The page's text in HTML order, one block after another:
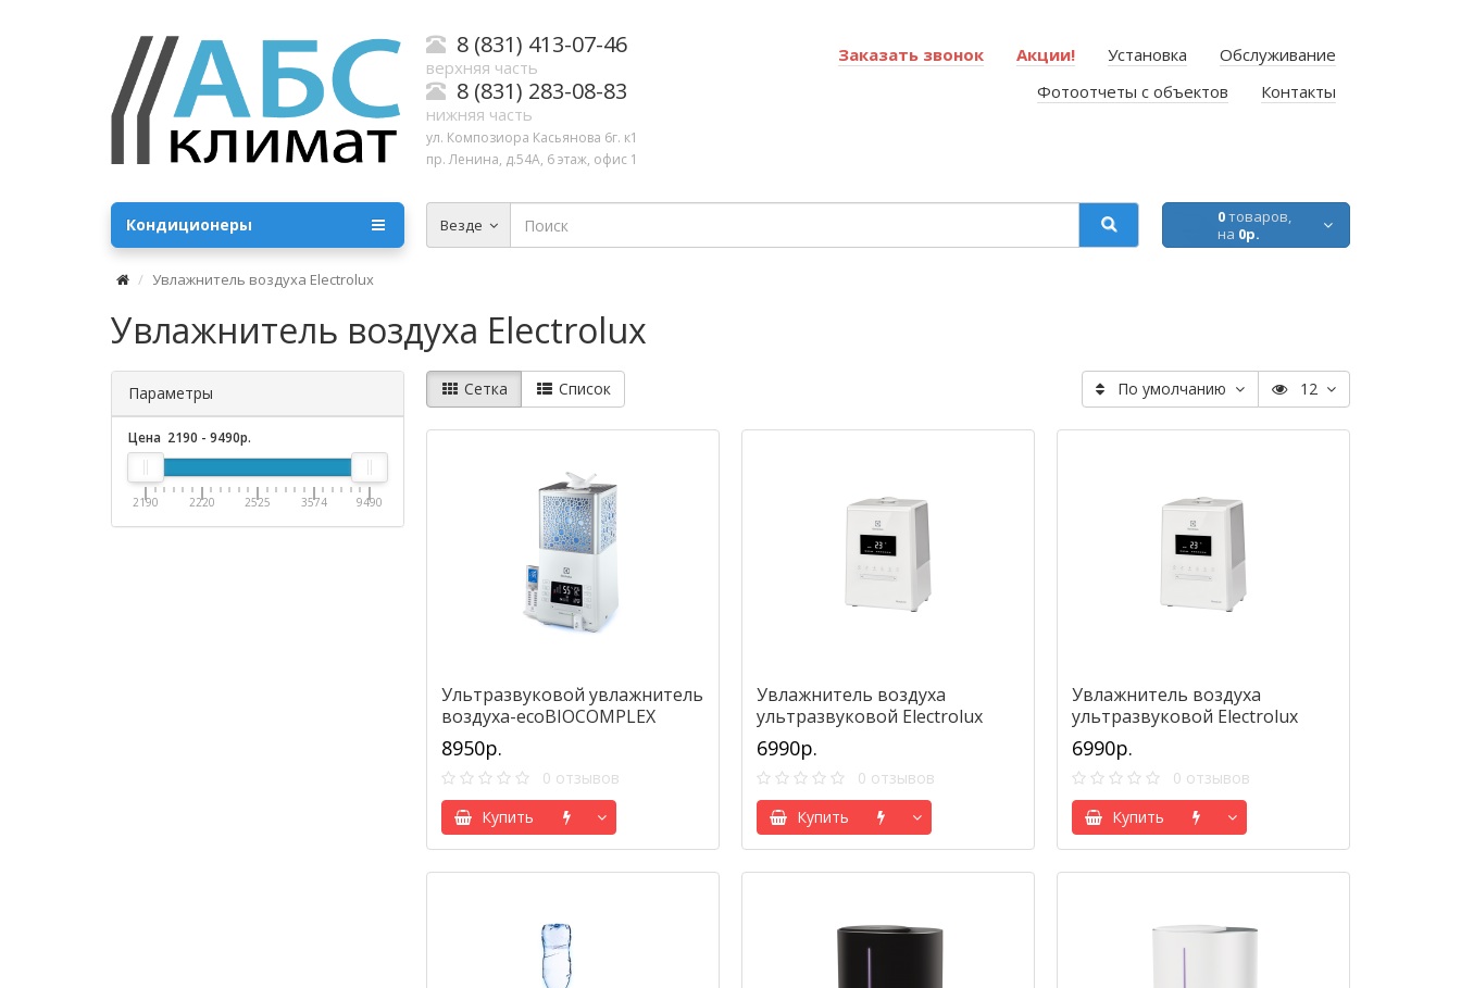
8 (831) 413-07-46
верхняя часть
8 (831) 283-08-83
нижняя часть
ул. Композиора Касьянова 6г. к1
пр. Ленина, д.54А, 6 этаж, офис 1
Заказать звонок Акции! Установка
Обслуживание
Фотоотчеты с объектов
Контакты
Везде 0товаров,
на 0р.
Кондиционеры
Увлажнитель воздуха Electrolux
Увлажнитель воздуха Electrolux
Параметры
Цена 2190 - 9490р.
2190 2220 2525 3574 9490
Сетка Список По умолчанию 12
Ультразвуковой увлажнитель
воздуха-ecoBIOCOMPLEX
Electrolux EHU-3815D
8950р.
0 отзывов
Купить
Увлажнитель воздуха
ультразвуковой Electrolux
EHU-3610D GlossLine
6990р.
0 отзывов
Купить
Увлажнитель воздуха
ультразвуковой Electrolux
EHU-3615D GlossLine
6990р.
0 отзывов
Купить